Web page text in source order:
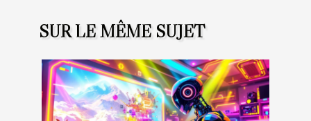
SUR LE MÊME SUJET